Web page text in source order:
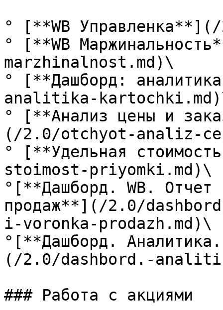
° [**WB
° [**WB
marzhinalnost.md)\
° [**Дашборд:
analitika-
° [**Анализ цены и
(/2.0/otchyot-analiz-
° [**Удельная
stoimost-priyomki.md)\
°[**Дашборд. WB. Отчет
продаж**](/2.0/
i-voronka-prodazh.md)\
°[**Дашборд.
(/2.0/dashbord.-
### Работа с акциями